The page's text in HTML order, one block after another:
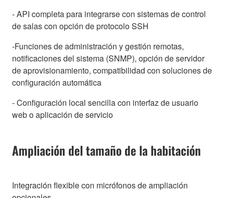
- API completa para integrarse con sistemas de control
de salas con opción de protocolo SSH
-Funciones de administración y gestión remotas,
notificaciones del sistema (SNMP), opción de servidor
de aprovisionamiento, compatibilidad con soluciones de
configuración automática
- Configuración local sencilla con interfaz de usuario
web o aplicación de servicio
Ampliación del tamaño de la habitación
Integración flexible con micrófonos de ampliación